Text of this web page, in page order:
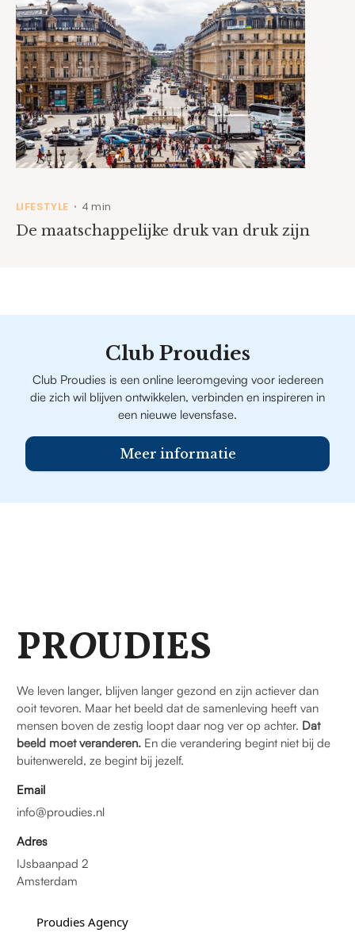
LIFESTYLE • 4 min
De maatschappelijke druk van druk zijn
Club Proudies
Club Proudies is een online leeromgeving voor iedereen
die zich wil blijven ontwikkelen, verbinden en inspireren in
een nieuwe levensfase.
Meer informatie
PROUDIES
We leven langer, blijven langer gezond en zijn actiever dan
ooit tevoren. Maar het beeld dat de samenleving heeft van
mensen boven de zestig loopt daar nog ver op achter. Dat
beeld moet veranderen. En die verandering begint niet bij de
buitenwereld, ze begint bij jezelf.
Email
info@proudies.nl
Adres
IJsbaanpad 2
Amsterdam
Proudies Agency